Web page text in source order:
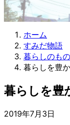
ホーム
すみだ物語
暮らしのも
暮らしを豊
暮らしを豊
2019年7月3日